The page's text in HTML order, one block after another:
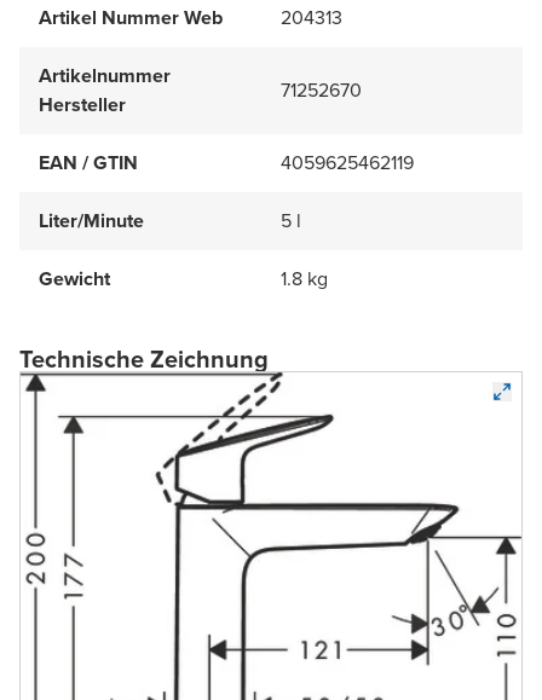
Artikel Nummer Web 204313
Artikelnummer
Hersteller
71252670
EAN / GTIN 4059625462119
Liter/Minute 5 l
Gewicht 1.8 kg
Technische Zeichnung